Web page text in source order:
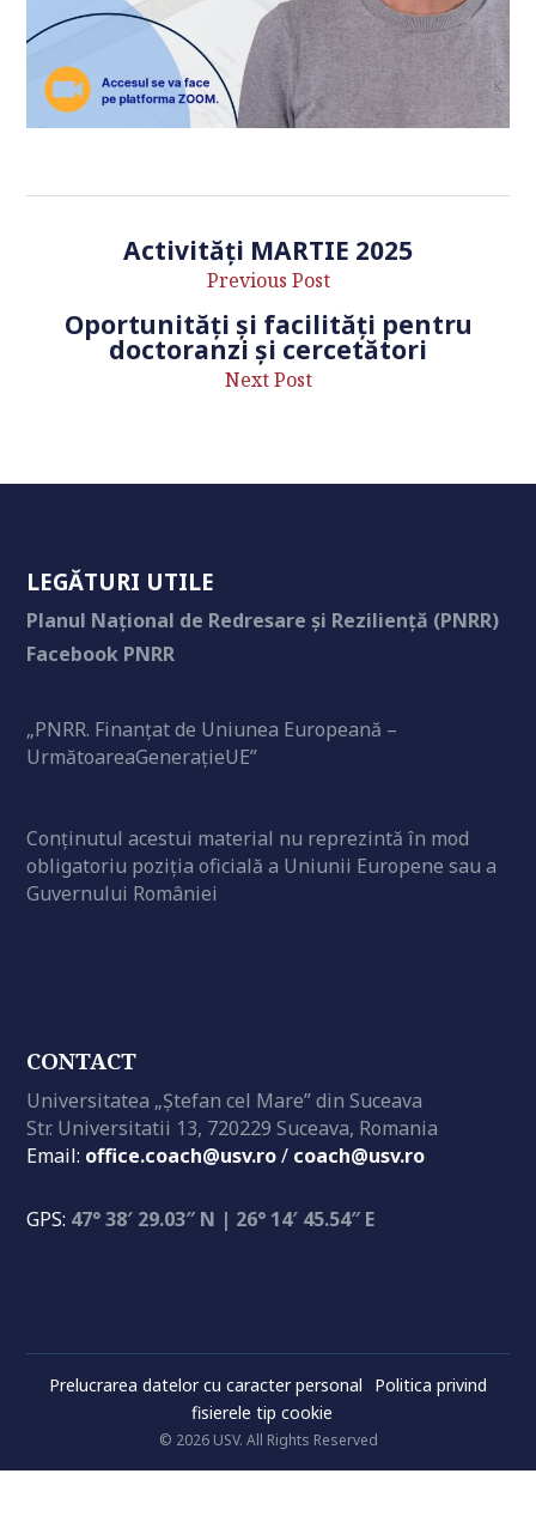
Activități MARTIE 2025
Previous Post
Oportunități și facilități pentru
doctoranzi și cercetători
Next Post
LEGĂTURI UTILE
Planul Național de Redresare și Reziliență (PNRR)
Facebook PNRR
„PNRR. Finanțat de Uniunea Europeană –
UrmătoareaGenerațieUE”
Conținutul acestui material nu reprezintă în mod
obligatoriu poziția oficială a Uniunii Europene sau a
Guvernului României
CONTACT
Universitatea „Ștefan cel Mare” din Suceava
Str. Universitatii 13, 720229 Suceava, Romania
Email: office.coach@usv.ro/ coach@usv.ro
GPS: 47° 38′ 29.03″ N | 26° 14′ 45.54″ E
Prelucrarea datelor cu caracter personal
Politica privind
fisierele tip cookie
© 2026 USV. All Rights Reserved